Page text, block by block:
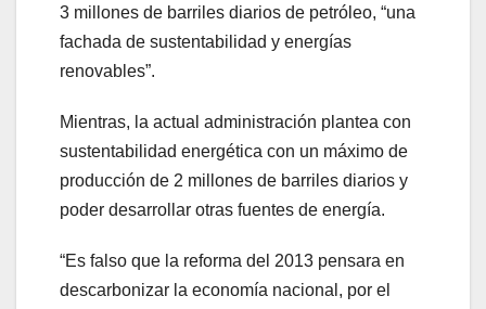
3 millones de barriles diarios de petróleo, “una
fachada de sustentabilidad y energías
renovables”.
Mientras, la actual administración plantea con
sustentabilidad energética con un máximo de
producción de 2 millones de barriles diarios y
poder desarrollar otras fuentes de energía.
“Es falso que la reforma del 2013 pensara en
descarbonizar la economía nacional, por el